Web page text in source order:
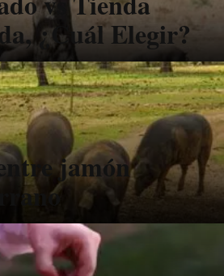
¿Cuál Elegir?
jamón